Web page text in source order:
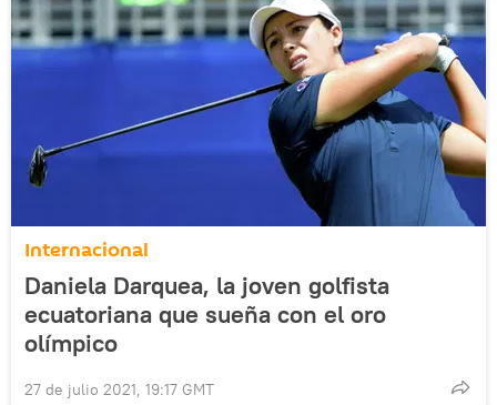
Internacional
Daniela Darquea, la joven golfista
ecuatoriana que sueña con el oro
olímpico
27 de julio 2021, 19:17 GMT